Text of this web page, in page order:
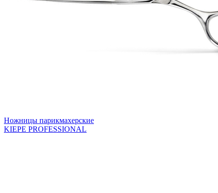
Ножницы парикмахерские
KIEPE PROFESSIONAL